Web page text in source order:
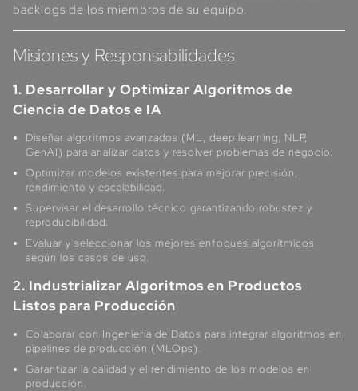
backlogs de los miembros de su equipo.
Misiones y Responsabilidades
1. Desarrollar y Optimizar Algoritmos de
Ciencia de Datos e IA
Diseñar algoritmos avanzados (ML, deep learning, NLP,
GenAI) para analizar datos y resolver problemas de negocio.
Optimizar modelos existentes para mejorar precisión,
rendimiento y escalabilidad.
Supervisar el desarrollo técnico garantizando robustez y
reproducibilidad.
Evaluar y seleccionar los mejores enfoques algorítmicos
según los casos de uso.
2. Industrializar Algoritmos en Productos
Listos para Producción
Colaborar con Ingeniería de Datos para integrar algoritmos en
pipelines de producción (MLOps).
Garantizar la calidad y el rendimiento de los modelos en
producción.